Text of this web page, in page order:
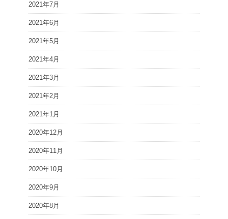
2021年7月
2021年6月
2021年5月
2021年4月
2021年3月
2021年2月
2021年1月
2020年12月
2020年11月
2020年10月
2020年9月
2020年8月